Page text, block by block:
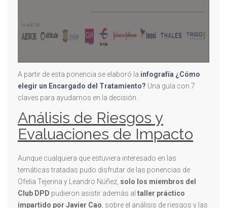
A partir de esta ponencia se elaboró la infografía ¿Cómo
elegir un Encargado del Tratamiento? Una guía con 7
claves para ayudarnos en la decisión.
Análisis de Riesgos y
Evaluaciones de Impacto
Aunque cualquiera que estuviera interesado en las
temáticas tratadas pudo disfrutar de las ponencias de
Ofelia Tejerina y Leandro Núñez, solo los miembros del
Club DPD pudieron asistir además al taller práctico
impartido por Javier Cao , sobre el análisis de riesgos y las